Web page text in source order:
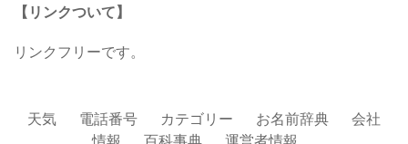
【リンクついて】
リンクフリーです。
天気 電話番号 カテゴリー お名前辞典
会社